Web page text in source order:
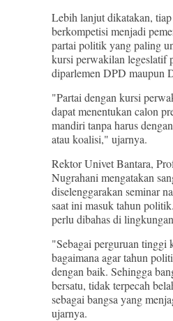
Lebih lanjut dikatakan,
berkompetisi menjadi
partai politik yang paling
kursi perwakilan legeslatif
diparlemen DPD maupun
"Partai dengan kursi
dapat menentukan calon
mandiri tanpa harus
atau koalisi," ujarnya.
Rektor Univet Bantara,
Nugrahani mengatakan
diselenggarakan seminar
saat ini masuk tahun
perlu dibahas di
"Sebagai perguruan tinggi
bagaimana agar tahun
dengan baik. Sehingga
bersatu, tidak terpecah
sebagai bangsa yang
ujarnya.